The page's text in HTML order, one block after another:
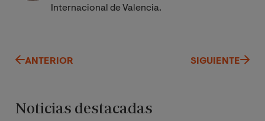
Internacional de Valencia.
ANTERIOR SIGUIENTE
Noticias destacadas